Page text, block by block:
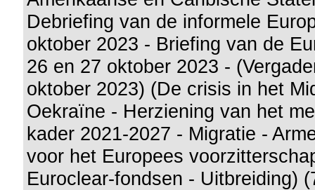
Debriefing van de informele
oktober 2023 - Briefing van de
26 en 27 oktober 2023 -
oktober 2023) (De crisis in het
Oekraïne - Herziening van het
kader 2021-2027 - Migratie -
voor het Europees
Euroclear-fondsen - Uitbreiding)